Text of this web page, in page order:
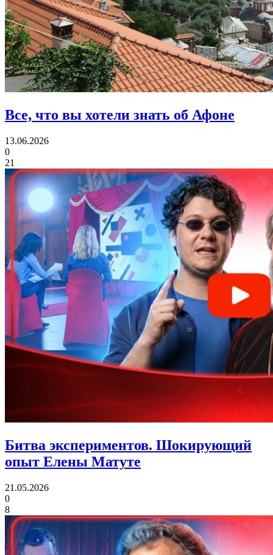
Все, что вы хотели знать об Афоне
13.06.2026
0
21
Битва экспериментов. Шокирующий
опыт Елены Матуте
21.05.2026
0
8